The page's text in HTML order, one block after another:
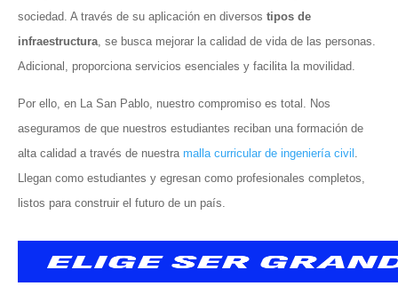
sociedad. A través de su aplicación en diversos tipos de
infraestructura, se busca mejorar la calidad de vida de las personas.
Adicional, proporciona servicios esenciales y facilita la movilidad.
Por ello, en La San Pablo, nuestro compromiso es total. Nos
aseguramos de que nuestros estudiantes reciban una formación de
alta calidad a través de nuestra malla curricular de ingeniería civil .
Llegan como estudiantes y egresan como profesionales completos,
listos para construir el futuro de un país.